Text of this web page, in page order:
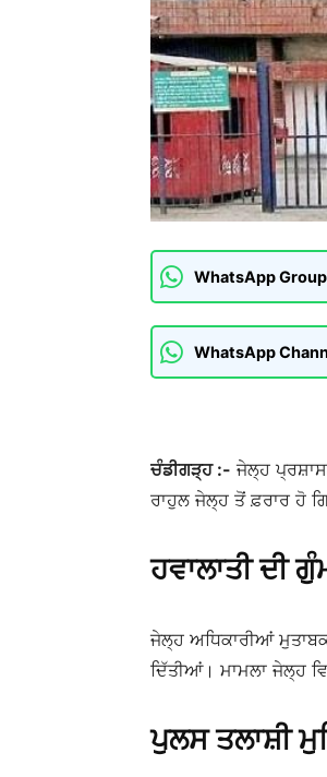
WhatsApp Group
WhatsApp
ਚੰਡੀਗੜ੍ਹ :- ਜੇਲ੍ਹ
ਰਾਹੁਲ ਜੇਲ੍ਹ ਤੋਂ ਫ਼ਰਾਰ ਹੋ
ਹਵਾਲਾਤੀ ਦੀ
ਜੇਲ੍ਹ ਅਧਿਕਾਰੀਆਂ
ਦਿੱਤੀਆਂ। ਮਾਮਲਾ ਜੇਲ੍ਹ
ਪੁਲਸ ਤਲਾਸ਼ੀ